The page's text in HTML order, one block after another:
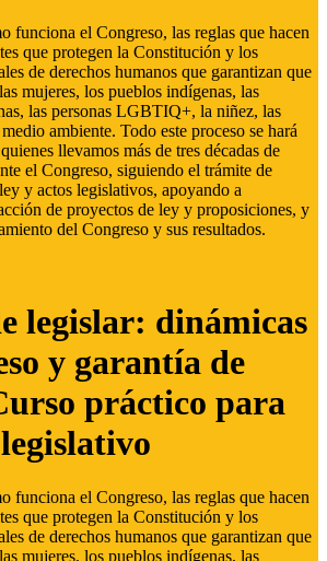
funciona el Congreso, las reglas que hacen
que protegen la Constitución y los
de derechos humanos que garantizan que
mujeres, los pueblos indígenas, las
las personas LGBTIQ+, la niñez, las
ambiente. Todo este proceso se hará
llevamos más de tres décadas de
el Congreso, siguiendo el trámite de
y actos legislativos, apoyando a
de proyectos de ley y proposiciones, y
del Congreso y sus resultados.
legislar: dinámicas
y garantía de
práctico para
funciona el Congreso, las reglas que hacen
que protegen la Constitución y los
de derechos humanos que garantizan que
mujeres, los pueblos indígenas, las